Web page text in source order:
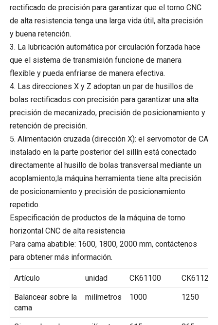
rectificado de precisión para garantizar que el torno CNC
de alta resistencia tenga una larga vida útil, alta precisión
y buena retención.
3. La lubricación automática por circulación forzada hace
que el sistema de transmisión funcione de manera
flexible y pueda enfriarse de manera efectiva.
4. Las direcciones X y Z adoptan un par de husillos de
bolas rectificados con precisión para garantizar una alta
precisión de mecanizado, precisión de posicionamiento y
retención de precisión.
5. Alimentación cruzada (dirección X): el servomotor de CA
instalado en la parte posterior del sillín está conectado
directamente al husillo de bolas transversal mediante un
acoplamiento;la máquina herramienta tiene alta precisión
de posicionamiento y precisión de posicionamiento
repetido.
Especificación de productos de la máquina de torno
horizontal CNC de alta resistencia
Para cama abatible: 1600, 1800, 2000 mm, contáctenos
para obtener más información.
Artículo unidad CK61100 CK61125
Balancear sobre la
cama
milímetros 1000 1250